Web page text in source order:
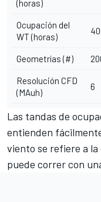
(horas)
Ocupación del
WT (horas)
Geometrías (#)
Resolución CFD
(MAuh)
6
Las tandas de
entienden
viento se refiere a
puede correr con